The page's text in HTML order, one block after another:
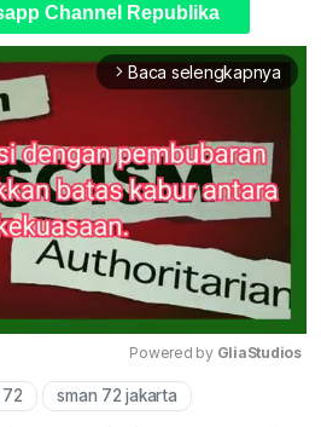
Channel Republika
arrow_forward_ios Baca selengkapnya
Powered by GliaStudios
72 sman 72 jakarta